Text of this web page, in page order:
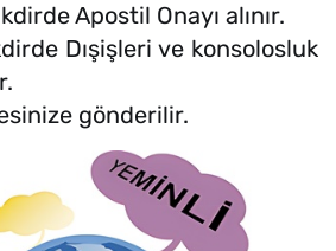
Apostil Onayı alınır.
Dışişleri ve konsolosluk
gönderilir.